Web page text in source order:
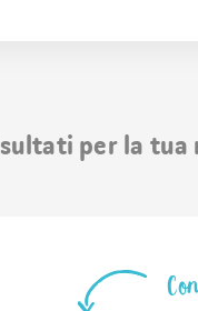
per la tua